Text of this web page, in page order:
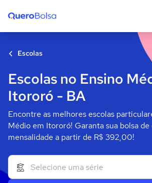
Escolas
Escolas no Ensino
Itororó - BA
Encontre as melhores escolas
Médio em Itororó! Garanta sua bolsa
mensalidade a partir de R$ 392,00!